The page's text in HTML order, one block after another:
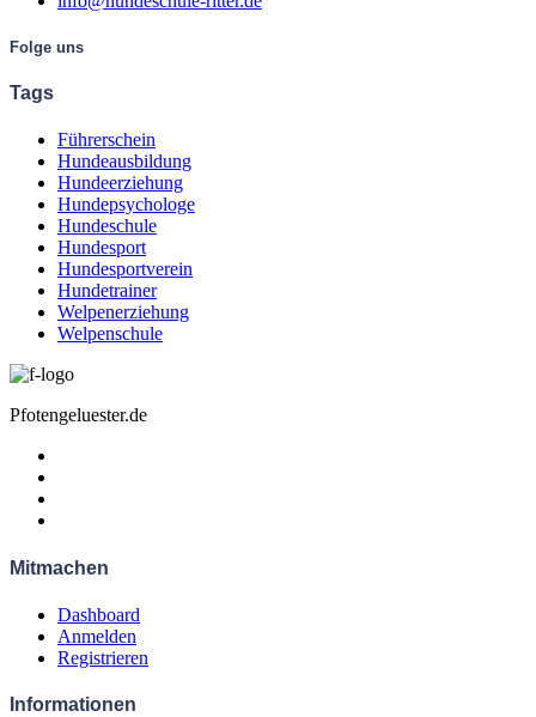
Folge uns
Tags
Führerschein
Hundeausbildung
Hundeerziehung
Hundepsychologe
Hundeschule
Hundesport
Hundesportverein
Hundetrainer
Welpenerziehung
Welpenschule
Pfotengeluester.de
Mitmachen
Dashboard
Anmelden
Registrieren
Informationen